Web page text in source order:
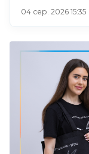
04 сер. 2026 15:35